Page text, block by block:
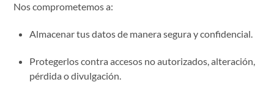
Nos comprometemos a:
Almacenar tus datos de manera segura y confidencial.
Protegerlos contra accesos no autorizados, alteración,
pérdida o divulgación.